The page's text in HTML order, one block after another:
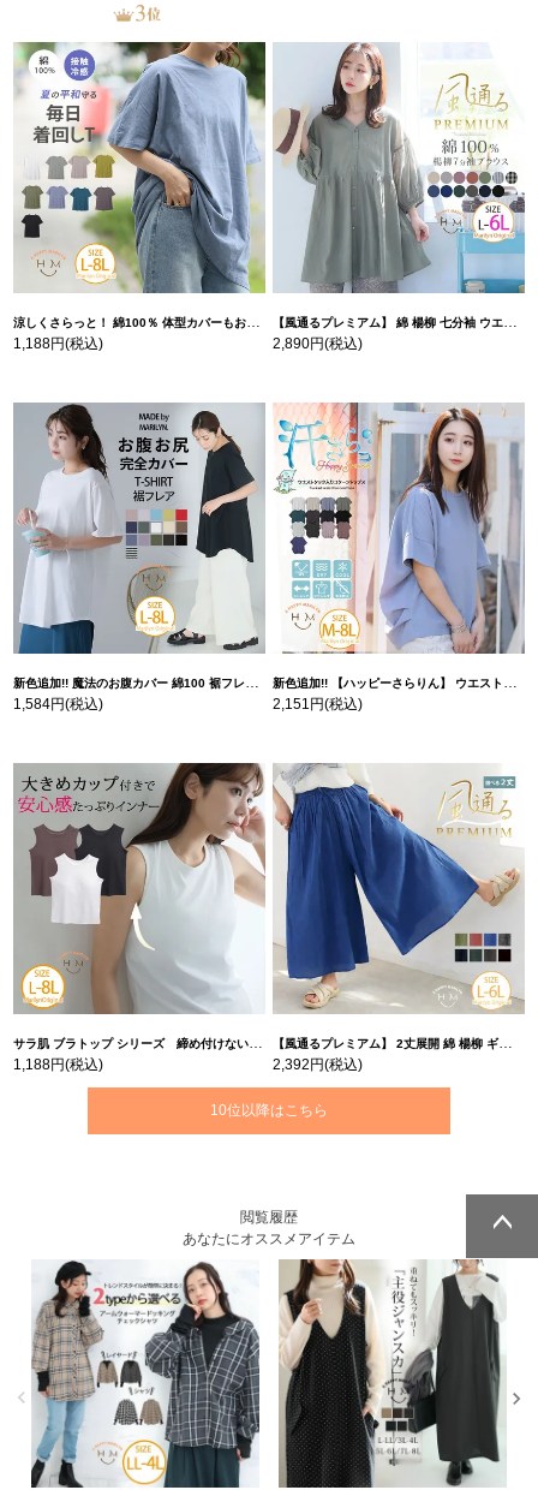
涼しくさらっと！ 綿100％ 体型カバーもお洒落も叶える 風合いコットン ゆるシルエット ドルマン | 大きいサイズの通販ならハッピーマリリン
1,188円(税込)
【風通るプレミアム】 綿 楊柳 七分袖 ウエストギャザー ブラウス | 大きいサイズの通販ならハッピーマリリン
2,890円(税込)
新色追加!! 魔法のお腹カバー 綿100 裾フレア Tシャツ | 大きいサイズの通販ならハッピーマリリン
1,584円(税込)
新色追加!! 【ハッピーさらりん】 ウエストタック入り スッキリ魅せ コクーントップス | 大きいサイズの通販ならハッピーマリリン
2,151円(税込)
サラ肌 ブラトップ シリーズ 締め付けない リブ タンクトップ | 大きいサイズの通販ならハッピーマリリン
1,188円(税込)
【風通るプレミアム】 2丈展開 綿 楊柳 ギャザー フレア スカンツ 【ウェストゴム】 | 大きいサイズの通販ならハッピーマリリン
2,392円(税込)
10位以降はこちら
閲覧履歴
あなたにオススメアイテム
ページトッ
プへ
ページトッ
プへ